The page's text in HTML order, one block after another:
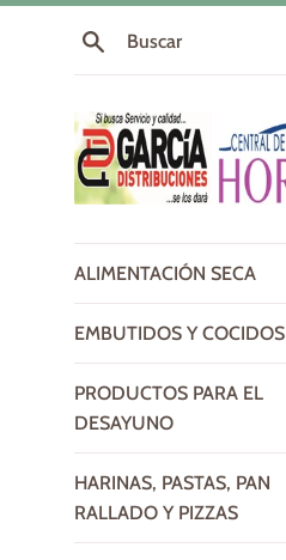
directamente
contenido
Buscar
ALIMENTACIÓN SECA
EMBUTIDOS Y COCIDOS
PRODUCTOS PARA EL
DESAYUNO
HARINAS, PASTAS, PAN
RALLADO Y PIZZAS